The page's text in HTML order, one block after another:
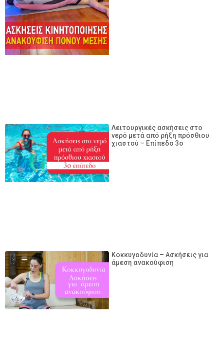
Λειτουργικές ασκήσεις στο
νερό μετά από ρήξη πρόσθιου
χιαστού – Επίπεδο 3ο
Κοκκυγοδυνία – Ασκήσεις για
άμεση ανακούφιση